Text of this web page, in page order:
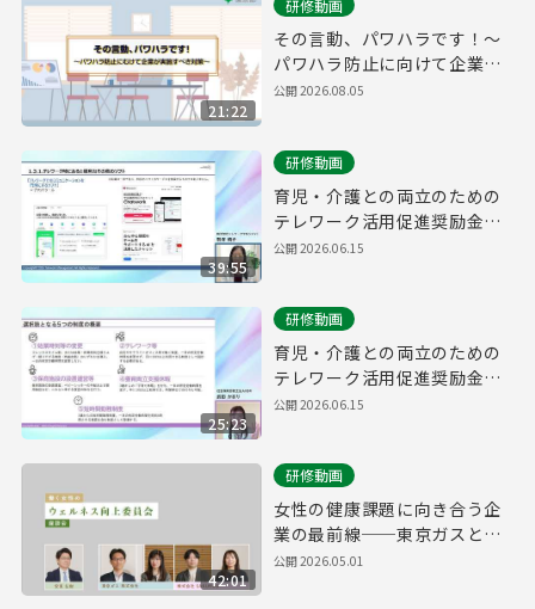
21:22
研修動画
その言動、パワハラです！～
パワハラ防止に向けて企業が
実施すべき対策～
公開2026.08.05
39:55
研修動画
育児・介護との両立のための
テレワーク活用促進奨励金
研修動画②
公開2026.06.15
25:23
研修動画
育児・介護との両立のための
テレワーク活用促進奨励金
研修動画①
公開2026.06.15
42:01
研修動画
女性の健康課題に向き合う企
業の最前線──東京ガスと
SAKURUGが語る、社内制度
公開2026.05.01